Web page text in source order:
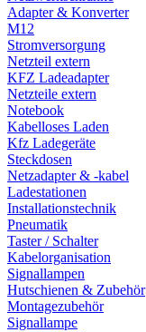
Adapter & Konverter
M12
Stromversorgung
Netzteil extern
KFZ Ladeadapter
Netzteile extern
Notebook
Kabelloses Laden
Kfz Ladegeräte
Steckdosen
Netzadapter & -kabel
Ladestationen
Installationstechnik
Pneumatik
Taster / Schalter
Kabelorganisation
Signallampen
Hutschienen & Zubehör
Montagezubehör
Signallampe